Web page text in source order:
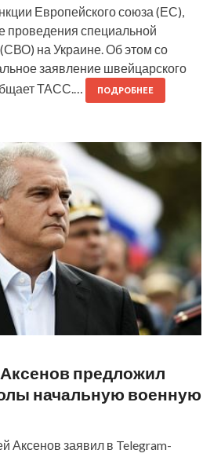
Европейского союза (ЕС),
проведения специальной
на Украине. Об этом со
заявление швейцарского
ТАСС.…
ПОДРОБНЕЕ
предложил
начальную военную
Аксенов заявил в Telegram-